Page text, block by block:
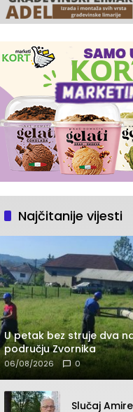
Najčitanije vijesti
U petak bez struje dva
području Zvornika
06/08/2026 0
Slučaj